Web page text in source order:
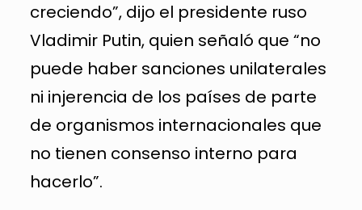
creciendo”, dijo el presidente ruso
Vladimir Putin, quien señaló que “no
puede haber sanciones unilaterales
ni injerencia de los países de parte
de organismos internacionales que
no tienen consenso interno para
hacerlo”.